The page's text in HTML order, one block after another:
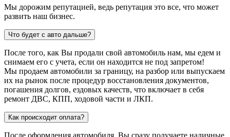
Мы дорожим репутацией, ведь репутация это все, что может
развить наш бизнес.
Что будет с авто дальше?
После того, как Вы продали свой автомобиль нам, мы едем и
снимаем его с учета, если он находится не под запретом!
Мы продаем автомобили за границу, на разбор или выпускаем
их на рынок после процедур восстановления документов,
погашения долгов, ездовых качеств, что включает в себя
ремонт ДВС, КПП, ходовой части и ЛКП.
Как происходит оплата?
После оформления автомобиля, Вы сразу получаете наличные